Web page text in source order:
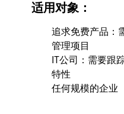
适用对象：
追求免费产品：
管理项目
IT公司：需要跟
特性
任何规模的企业